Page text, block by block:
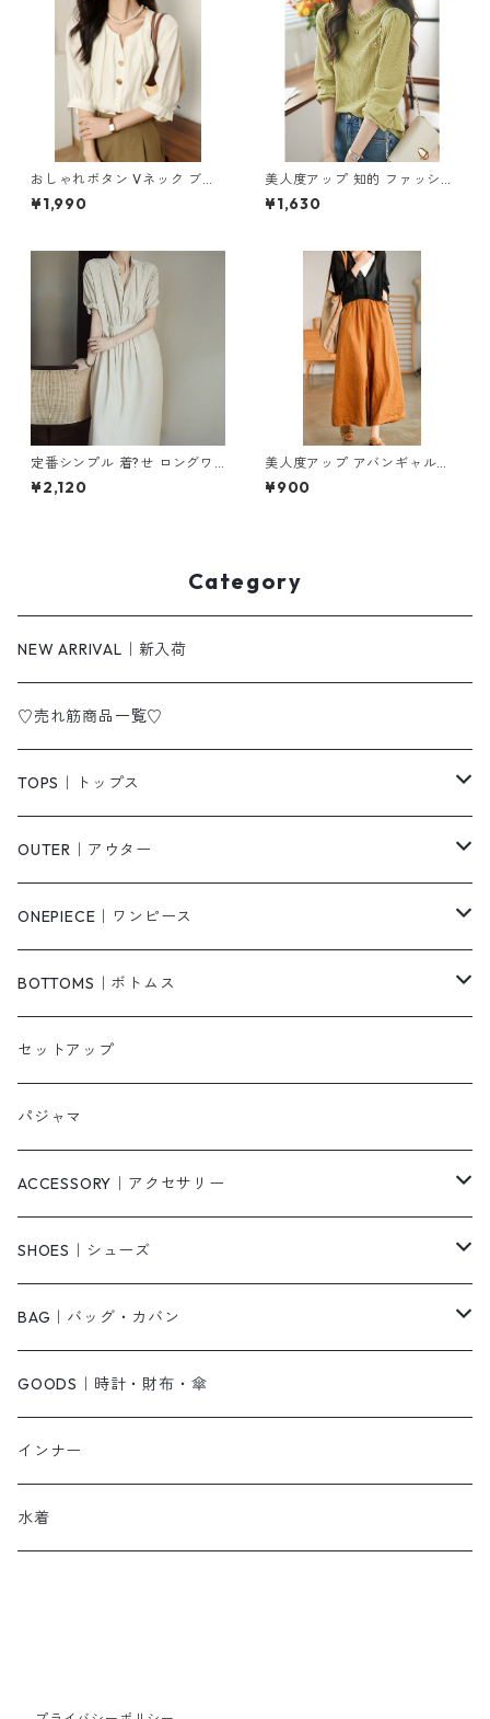
おしゃれボタン Vネック ブラ
ウス m-286
¥1,990
美人度アップ 知的 ファッショ
ン Tシャツ ブラウス m-249
¥1,630
定番シンプル 着?せ ロングワ
ンピース m-289
¥2,120
美人度アップ アバンギャルド
ワイドパンツ m-592
¥900
Category
NEW ARRIVAL｜新入荷
♡売れ筋商品一覧♡
TOPS｜トップス
Tシャツ/カットソー
シャツ/ブラウス
ベスト/チョッキ
タンクトップ/キャミソール
スウェット/パーカー
ニット/セーター
ベアトップ・チューブトップ
その他
OUTER｜アウター
ジャケット/ブルゾン
コート
カーディガン
ダウンコート
その他
ONEPIECE｜ワンピース
柄
無地
ニットワンピース
ロングワンピース
シャツワンピース
キャミワンピース
オールインワン・サロペット
ジャンパースカート
その他
BOTTOMS｜ボトムス
パンツ・デニム
ショートパンツ
スカート
その他
セットアップ
パジャマ
ACCESSORY｜アクセサリー
ピアス・リング
ネックレス
ベルト
ブレスレット
帽子
SHOES｜シューズ
パンプス
サンダル
ショートブーツ・ブーティ
ロングブーツ
BAG｜バッグ・カバン
ショルダーバッグ
ハンドバッグ
リュック
GOODS｜時計・財布・傘
インナー
水着